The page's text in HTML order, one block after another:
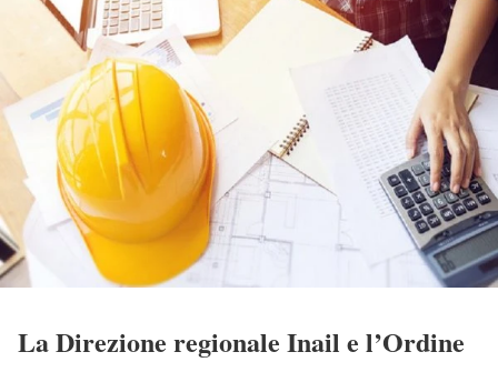
La Direzione regionale Inail e l’Ordine